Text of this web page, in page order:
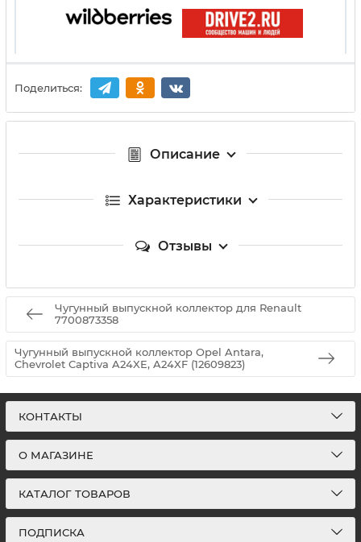
Поделиться:
Описание
Характеристики
Отзывы
Чугунный выпускной коллектор для Renault
7700873358
Чугунный выпускной коллектор Opel Antara,
Chevrolet Captiva A24XE, A24XF (12609823)
КОНТАКТЫ
О МАГАЗИНЕ
КАТАЛОГ ТОВАРОВ
ПОДПИСКА